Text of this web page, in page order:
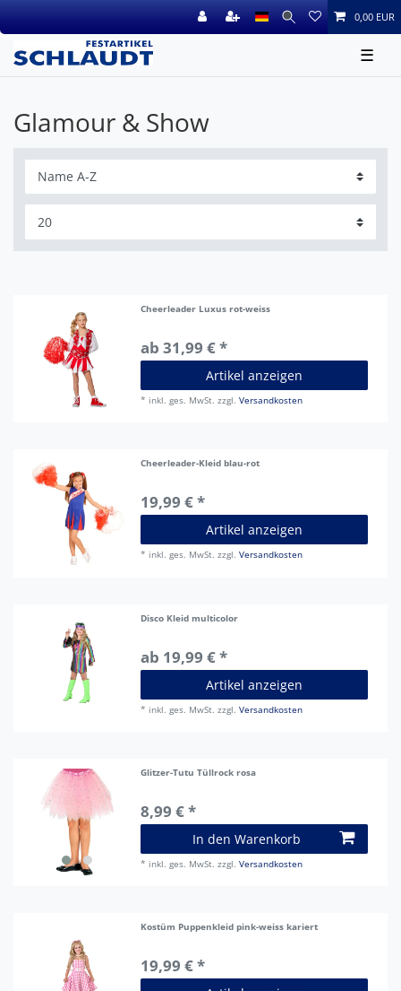
0,00 EUR
☰
Glamour & Show
Cheerleader Luxus rot-weiss
ab 31,99 € *
Artikel anzeigen
* inkl. ges. MwSt. zzgl.Versandkosten
Cheerleader-Kleid blau-rot
19,99 € *
Artikel anzeigen
* inkl. ges. MwSt. zzgl.Versandkosten
Disco Kleid multicolor
ab 19,99 € *
Artikel anzeigen
* inkl. ges. MwSt. zzgl.Versandkosten
Glitzer-Tutu Tüllrock rosa
8,99 € *
In den Warenkorb
* inkl. ges. MwSt. zzgl.Versandkosten
Kostüm Puppenkleid pink-weiss kariert
19,99 € *